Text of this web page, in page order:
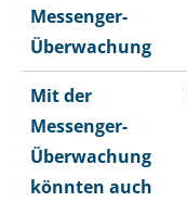
Messenger-
Überwachung
Mit der
Messenger-
Überwachung
könnten auch